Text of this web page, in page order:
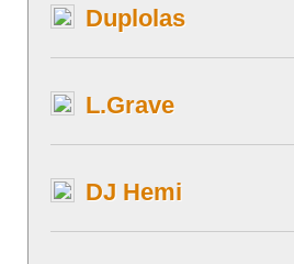
Duplolas
L.Grave
DJ Hemi